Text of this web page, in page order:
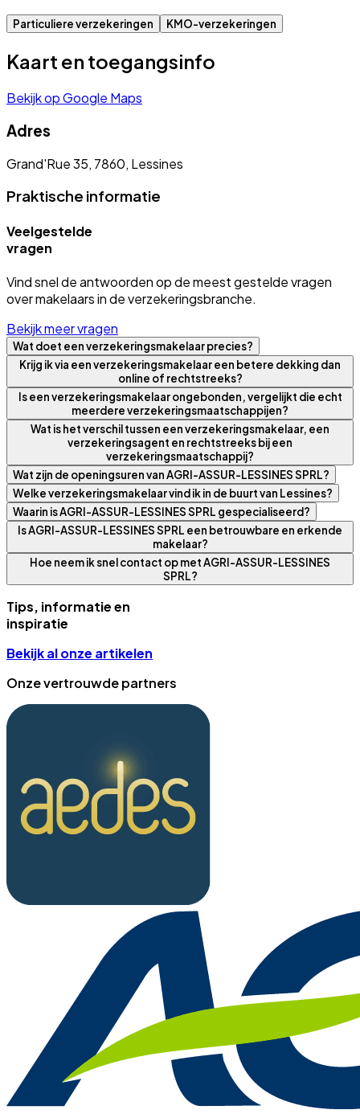
Particuliere verzekeringen KMO-verzekeringen
Kaart en toegangsinfo
Bekijk op Google Maps
Adres
Grand'Rue 35, 7860, Lessines
Praktische informatie
Veelgestelde
vragen
Vind snel de antwoorden op de meest gestelde vragen
over makelaars in de verzekeringsbranche.
Bekijk meer vragen
Wat doet een verzekeringsmakelaar precies?
Krijg ik via een verzekeringsmakelaar een betere dekking dan
online of rechtstreeks?
Is een verzekeringsmakelaar ongebonden, vergelijkt die echt
meerdere verzekeringsmaatschappijen?
Wat is het verschil tussen een verzekeringsmakelaar, een
verzekeringsagent en rechtstreeks bij een
verzekeringsmaatschappij?
Wat zijn de openingsuren van AGRI-ASSUR-LESSINES SPRL?
Welke verzekeringsmakelaar vind ik in de buurt van Lessines?
Waarin is AGRI-ASSUR-LESSINES SPRL gespecialiseerd?
Is AGRI-ASSUR-LESSINES SPRL een betrouwbare en erkende
makelaar?
Hoe neem ik snel contact op met AGRI-ASSUR-LESSINES
SPRL?
Tips, informatie en
inspiratie
Bekijk al onze artikelen
Onze vertrouwde partners